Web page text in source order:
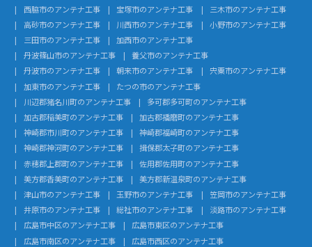
西脇市のアンテナ工事
宝塚市のアンテナ工事
三木市のアンテナ工事
高砂市のアンテナ工事
川西市のアンテナ工事
小野市のアンテナ工事
三田市のアンテナ工事
加西市のアンテナ工事
丹波篠山市のアンテナ工事
養父市のアンテナ工事
丹波市のアンテナ工事
朝来市のアンテナ工事
宍粟市のアンテナ工事
加東市のアンテナ工事
たつの市のアンテナ工事
川辺郡猪名川町のアンテナ工事
多可郡多可町のアンテナ工事
加古郡稲美町のアンテナ工事
加古郡播磨町のアンテナ工事
神崎郡市川町のアンテナ工事
神崎郡福崎町のアンテナ工事
神崎郡神河町のアンテナ工事
揖保郡太子町のアンテナ工事
赤穂郡上郡町のアンテナ工事
佐用郡佐用町のアンテナ工事
美方郡香美町のアンテナ工事
美方郡新温泉町のアンテナ工事
津山市のアンテナ工事
玉野市のアンテナ工事
笠岡市のアンテナ工事
井原市のアンテナ工事
総社市のアンテナ工事
淡路市のアンテナ工事
広島市中区のアンテナ工事
広島市東区のアンテナ工事
広島市南区のアンテナ工事
広島市西区のアンテナ工事